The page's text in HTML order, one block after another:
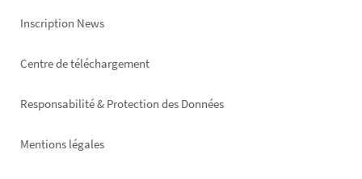
Inscription News
Footer
Centre de téléchargement
Responsabilité & Protection des Données
Mentions légales